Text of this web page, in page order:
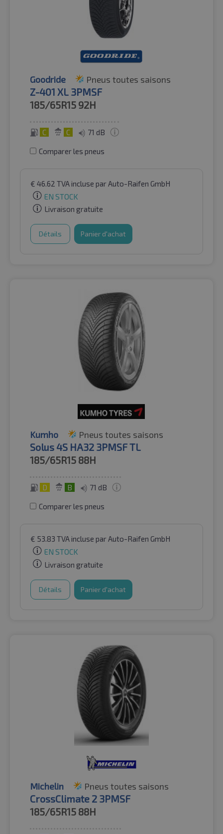
Goodride Pneus toutes saisons
Z-401 XL 3PMSF
185/65R15 92H
C C 71 dB
Comparer les pneus
€ 46.62 TVA incluse par Auto-Raifen GmbH
EN STOCK
Livraison gratuite
Détails Panier d'achat
Kumho Pneus toutes saisons
Solus 4S HA32 3PMSF TL
185/65R15 88H
D B 71 dB
Comparer les pneus
€ 53.83 TVA incluse par Auto-Raifen GmbH
EN STOCK
Livraison gratuite
Détails Panier d'achat
Michelin Pneus toutes saisons
CrossClimate 2 3PMSF
185/65R15 88H